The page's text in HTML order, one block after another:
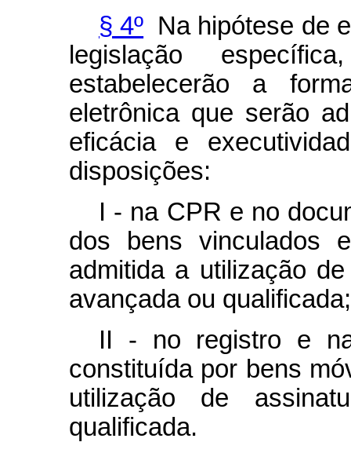
§ 4º Na hipótese de
legislação
estabelecerão a
eletrônica que serão
eficácia e
disposições:
I - na CPR e no
dos bens vinculados
admitida a utilização
avançada ou
II - no registro e
constituída por bens
utilização de
qualificada.